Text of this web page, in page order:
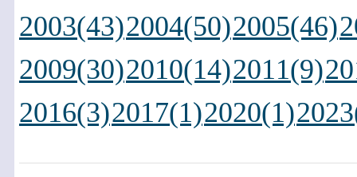
2003(43)2004(50)2005(46)
2009(30)2010(14)2011(9)
2016(3)2017(1)2020(1)